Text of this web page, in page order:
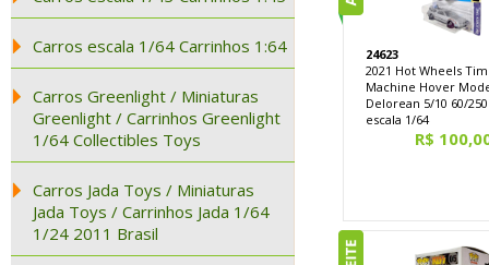
Carros escala 1/64 Carrinhos 1:64
Carros Greenlight / Miniaturas
Greenlight / Carrinhos Greenlight
1/64 Collectibles Toys
Carros Jada Toys / Miniaturas
Jada Toys / Carrinhos Jada 1/64
1/24 2011 Brasil
24623
2021 Hot Wheels
Machine Hover
Delorean 5/10 60/
escala 1/64
R$